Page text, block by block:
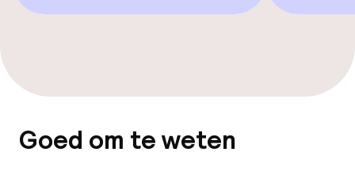
Ligstoelen
Parasols
Goed om te weten